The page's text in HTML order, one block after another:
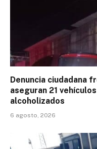
Denuncia ciudadana
aseguran 21
alcoholizados
6 agosto, 2026